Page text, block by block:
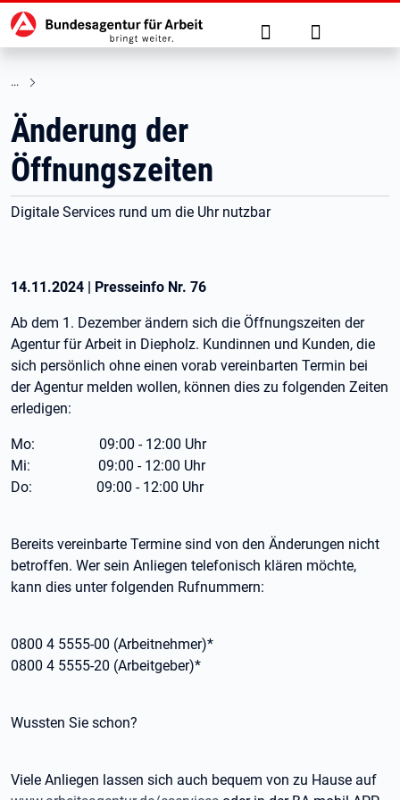
zu den Hauptinhalten springen
Hauptnavigation Suche Anmelden
Änderung der
Öffnungszeiten
Digitale Services rund um die Uhr nutzbar
14.11.2024 | Presseinfo Nr. 76
Ab dem 1. Dezember ändern sich die Öffnungszeiten der
Agentur für Arbeit in Diepholz. Kundinnen und Kunden, die
sich persönlich ohne einen vorab vereinbarten Termin bei
der Agentur melden wollen, können dies zu folgenden Zeiten
erledigen:
Mo: 09:00 - 12:00 Uhr
Mi: 09:00 - 12:00 Uhr
Do: 09:00 - 12:00 Uhr
Bereits vereinbarte Termine sind von den Änderungen nicht
betroffen. Wer sein Anliegen telefonisch klären möchte,
kann dies unter folgenden Rufnummern:
0800 4 5555-00 (Arbeitnehmer)*
0800 4 5555-20 (Arbeitgeber)*
Wussten Sie schon?
Viele Anliegen lassen sich auch bequem von zu Hause auf